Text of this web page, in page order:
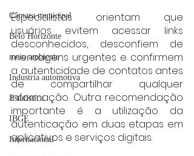
Câmara municipal
Belo Horizonte
meio ambiente
Industria automotiva
Estatística
IBGE
Internacional
Especialistas orientam que
usuários evitem acessar links
desconhecidos, desconfiem de
mensagens urgentes e confirmem
a autenticidade de contatos antes
de compartilhar qualquer
informação. Outra recomendação
importante é a utilização da
autenticação em duas etapas em
aplicativos e serviços digitais.